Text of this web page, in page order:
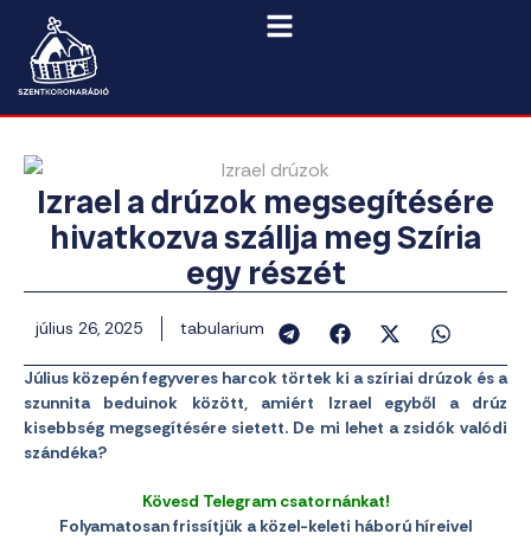
Izrael a drúzok megsegítésére
hivatkozva szállja meg Szíria
egy részét
július 26, 2025 tabularium
Július közepén fegyveres harcok törtek ki a szíriai drúzok és a
szunnita beduinok között, amiért Izrael egyből a drúz
kisebbség megsegítésére sietett. De mi lehet a zsidók valódi
szándéka?
Kövesd Telegram csatornánkat!
Folyamatosan frissítjük a közel-keleti háború híreivel